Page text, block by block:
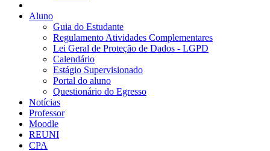
Aluno
Guia do Estudante
Regulamento Atividades Complementares
Lei Geral de Proteção de Dados - LGPD
Calendário
Estágio Supervisionado
Portal do aluno
Questionário do Egresso
Notícias
Professor
Moodle
REUNI
CPA